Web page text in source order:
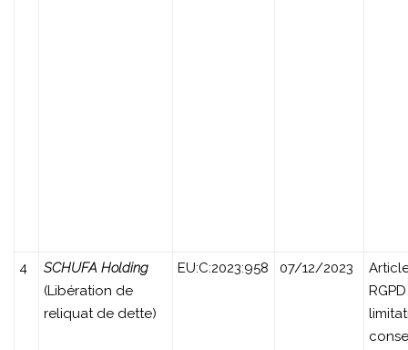
4
SCHUFA Holding
(Libération de
reliquat de dette)
EU:C:2023:958 07/12/2023